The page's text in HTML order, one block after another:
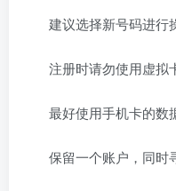
建议选择新号码进行
注册时请勿使用虚拟
最好使用手机卡的数
保留一个账户，同时